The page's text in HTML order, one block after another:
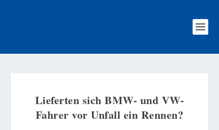
Lieferten sich BMW- und VW-
Fahrer vor Unfall ein Rennen?